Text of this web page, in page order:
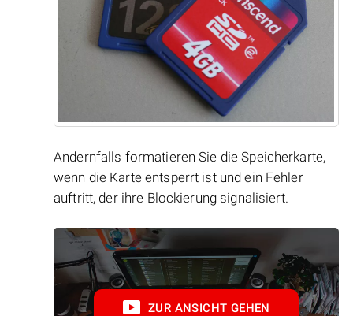
Andernfalls formatieren Sie die Speicherkarte,
wenn die Karte entsperrt ist und ein Fehler
auftritt, der ihre Blockierung signalisiert.
ZUR ANSICHT GEHEN